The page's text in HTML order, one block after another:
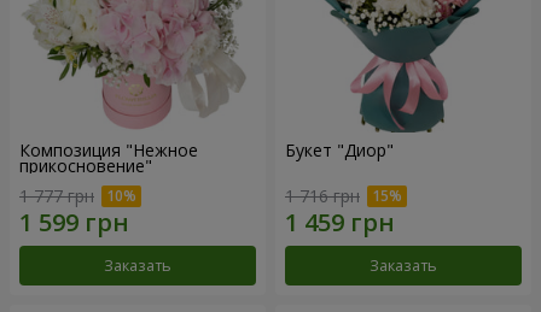
Композиция "Нежное
прикосновение"
1 777 грн
Заказать
Букет "Диор"
1 716 грн
Заказать